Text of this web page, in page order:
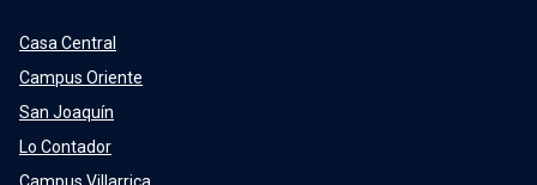
Casa Central
Campus Oriente
San Joaquín
Lo Contador